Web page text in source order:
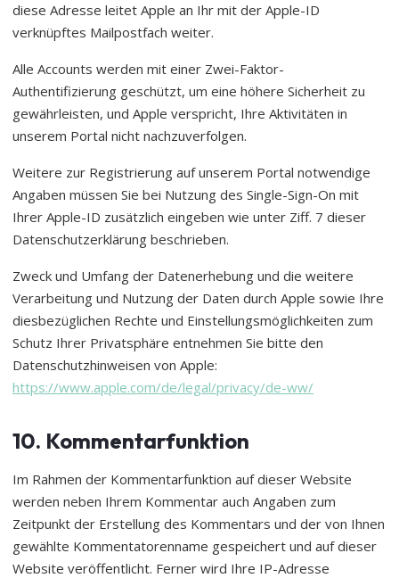
diese Adresse leitet Apple an Ihr mit der Apple-ID
verknüpftes Mailpostfach weiter.
Alle Accounts werden mit einer Zwei-Faktor-
Authentifizierung geschützt, um eine höhere Sicherheit zu
gewährleisten, und Apple verspricht, Ihre Aktivitäten in
unserem Portal nicht nachzuverfolgen.
Weitere zur Registrierung auf unserem Portal notwendige
Angaben müssen Sie bei Nutzung des Single-Sign-On mit
Ihrer Apple-ID zusätzlich eingeben wie unter Ziff. 7 dieser
Datenschutzerklärung beschrieben.
Zweck und Umfang der Datenerhebung und die weitere
Verarbeitung und Nutzung der Daten durch Apple sowie Ihre
diesbezüglichen Rechte und Einstellungsmöglichkeiten zum
Schutz Ihrer Privatsphäre entnehmen Sie bitte den
Datenschutzhinweisen von Apple:
https://www.apple.com/de/legal/privacy/de-ww/
10. Kommentarfunktion
Im Rahmen der Kommentarfunktion auf dieser Website
werden neben Ihrem Kommentar auch Angaben zum
Zeitpunkt der Erstellung des Kommentars und der von Ihnen
gewählte Kommentatorenname gespeichert und auf dieser
Website veröffentlicht. Ferner wird Ihre IP-Adresse